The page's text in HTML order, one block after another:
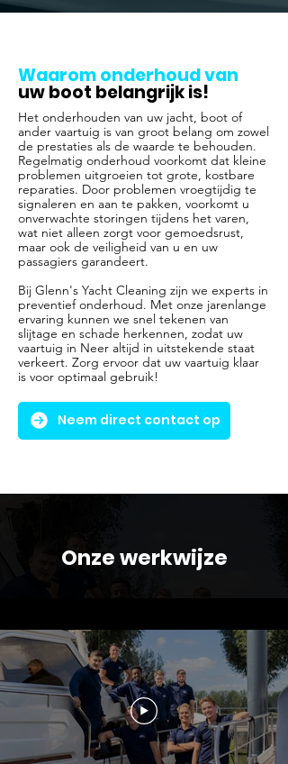
Waarom onderhoud van
uw boot belangrijk is!
Het onderhouden van uw jacht, boot of
ander vaartuig is van groot belang om zowel
de prestaties als de waarde te behouden.
Regelmatig onderhoud voorkomt dat kleine
problemen uitgroeien tot grote, kostbare
reparaties. Door problemen vroegtijdig te
signaleren en aan te pakken, voorkomt u
onverwachte storingen tijdens het varen,
wat niet alleen zorgt voor gemoedsrust,
maar ook de veiligheid van u en uw
passagiers garandeert.
Bij Glenn's Yacht Cleaning zijn we experts in
preventief onderhoud. Met onze jarenlange
ervaring kunnen we snel tekenen van
slijtage en schade herkennen, zodat uw
vaartuig in Neer altijd in uitstekende staat
verkeert. Zorg ervoor dat uw vaartuig klaar
is voor optimaal gebruik!
Neem direct contact op
Onze werkwijze